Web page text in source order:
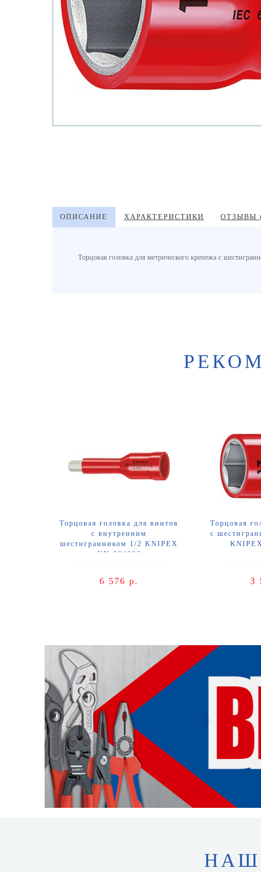
ОПИСАНИЕ ХАРАКТЕРИСТИКИ ОТЗЫВЫ
Торцовая головка для метрического крепежа с
Торцовая головка для винтов
с внутренним
шестигранником 1/2 KNIPEX
KN-984906
6 576 р.
Торцовая
с
3